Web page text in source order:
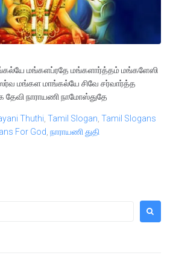
மங்களப்ரதே மங்களார்த்தம் மங்களேஸி
மங்கள மாங்கல்யே சிவே சர்வார்த்த
தேவி நாராயணி நாமோஸ்துதே
Thuthi, Tamil Slogan, Tamil Slogans
For God, நாராயணி துதி